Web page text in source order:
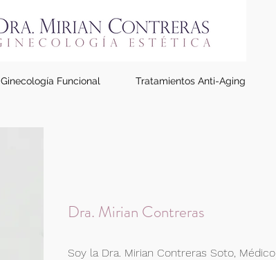
Ginecología Funcional Tratamientos Anti-Aging
Dra. Mirian Contreras
Soy la Dra. Mirian Contreras Soto, Médico